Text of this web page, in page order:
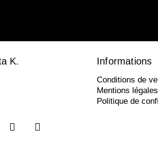
K. Informations
Conditions de
Mentions légales
Politique de